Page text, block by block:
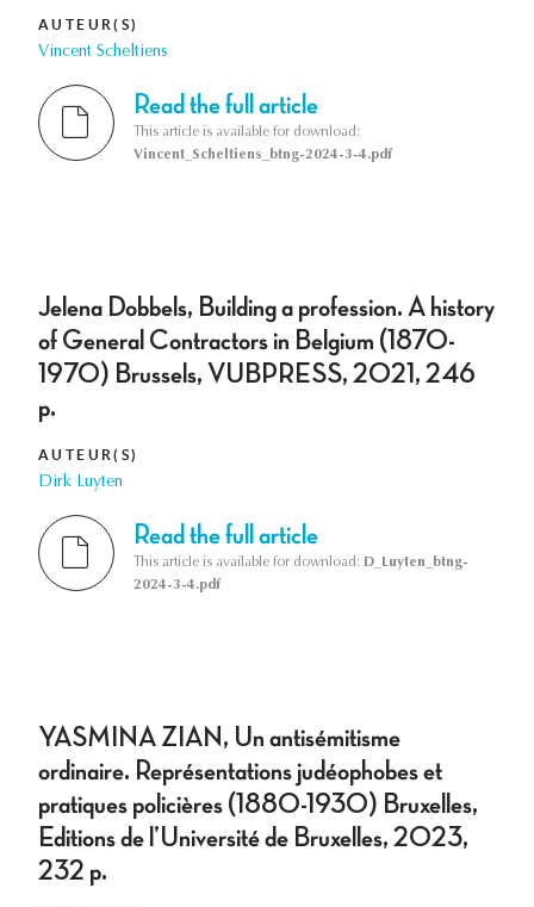
AUTEUR(S)
Vincent Scheltiens
Read the full article
This article is available for download:
Vincent_Scheltiens_btng-2024-3-4.pdf
Jelena Dobbels, Building a profession. A history
of General Contractors in Belgium (1870-
1970) Brussels, VUBPRESS, 2021, 246
p.
AUTEUR(S)
Dirk Luyten
Read the full article
This article is available for download: D_Luyten_btng-
2024-3-4.pdf
YASMINA ZIAN, Un antisémitisme
ordinaire. Représentations judéophobes et
pratiques policières (1880-1930) Bruxelles,
Editions de l’Université de Bruxelles, 2023,
232 p.